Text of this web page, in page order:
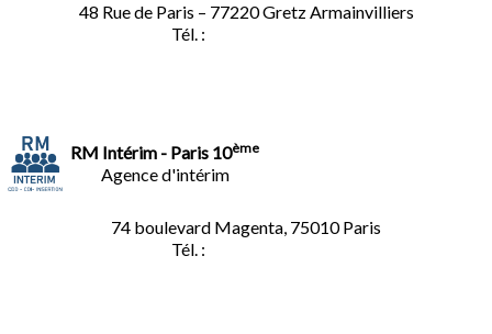
48 Rue de Paris – 77220 Gretz Armainvilliers
Tél. :
RM Intérim - Paris 10ème
Agence d'intérim
74 boulevard Magenta, 75010 Paris
Tél. :